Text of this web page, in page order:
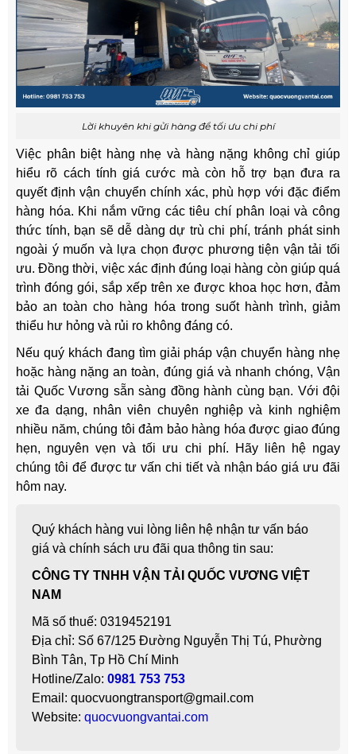
Lời khuyên khi gửi hàng để tối ưu chi phí
Việc phân biệt hàng nhẹ và hàng nặng không chỉ giúp
hiểu rõ cách tính giá cước mà còn hỗ trợ bạn đưa ra
quyết định vận chuyển chính xác, phù hợp với đặc điểm
hàng hóa. Khi nắm vững các tiêu chí phân loại và công
thức tính, bạn sẽ dễ dàng dự trù chi phí, tránh phát sinh
ngoài ý muốn và lựa chọn được phương tiện vận tải tối
ưu. Đồng thời, việc xác định đúng loại hàng còn giúp quá
trình đóng gói, sắp xếp trên xe được khoa học hơn, đảm
bảo an toàn cho hàng hóa trong suốt hành trình, giảm
thiểu hư hỏng và rủi ro không đáng có.
Nếu quý khách đang tìm giải pháp vận chuyển hàng nhẹ
hoặc hàng nặng an toàn, đúng giá và nhanh chóng, Vận
tải Quốc Vương sẵn sàng đồng hành cùng bạn. Với đội
xe đa dạng, nhân viên chuyên nghiệp và kinh nghiệm
nhiều năm, chúng tôi đảm bảo hàng hóa được giao đúng
hẹn, nguyên vẹn và tối ưu chi phí. Hãy liên hệ ngay
chúng tôi để được tư vấn chi tiết và nhận báo giá ưu đãi
hôm nay.
Quý khách hàng vui lòng liên hệ nhận tư vấn báo
giá và chính sách ưu đãi qua thông tin sau:
CÔNG TY TNHH VẬN TẢI QUỐC VƯƠNG VIỆT
NAM
Mã số thuế: 0319452191
Địa chỉ: Số 67/125 Đường Nguyễn Thị Tú, Phường
Bình Tân, Tp Hồ Chí Minh
Hotline/Zalo: 0981 753 753
Email: quocvuongtransport@gmail.com
Website: quocvuongvantai.com